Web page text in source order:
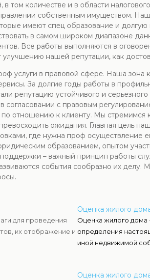
том количестве и в области
собственным имуществом.
имеют спец образование и
в самом широком диапазоне
Все работы выполняются в
нашей репутации, как
услуги в правовой сфере. Наша зона
За долгие годы работы в
репутацию устойчивого и
согласовании с правовым
отношению к клиенту. Мы стремимся
ожидания. Главная цель
где нужна проф осуществление
образованием, опытом
– важный принцип работы
события сообразно их
для проведения
их отображение и
Оценка жилого
Оценка жилого дома
определения
иной недвижимой
Оценка жилого